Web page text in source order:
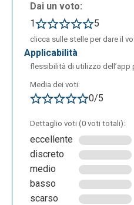
Dai un voto:
1
5
clicca sulle stelle per dare il
applicabilità
flessibilità di utilizzo dell’app
Media dei voti:
0/5
Dettaglio voti (0 voti totali):
eccellente
discreto
medio
basso
scarso